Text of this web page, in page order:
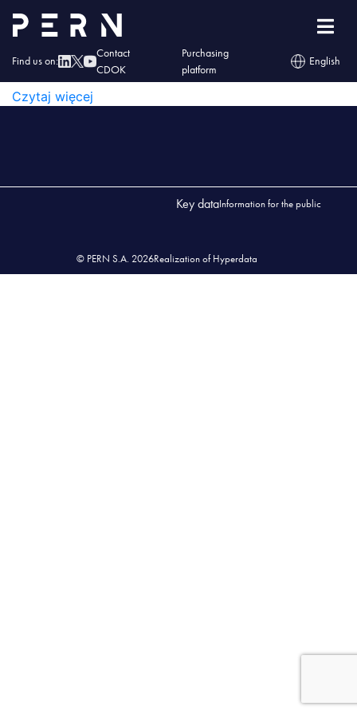
Find us on:
Contact
CDOK
Purchasing
platform
English
Wykaz_przedsiębiorstw_01_2026
WYKAZ_PRZEDSIĘBIORSTW_01_2026
WYKAZ_PRZEDSIĘBIORSTW_01_2026
Czytaj więcej
Key dataInformation for the public
© PERN S.A. 2026Realization of Hyperdata